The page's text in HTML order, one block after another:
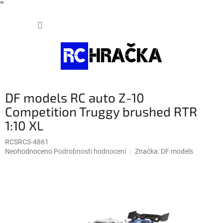
""
DF models RC auto Z-10
Competition Truggy brushed RTR
1:10 XL
RCSRCS-4861
Průměrné
Neohodnoceno Podrobnosti hodnocení Značka: DF models